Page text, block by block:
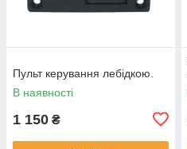
Пульт керування лебідкою.
В наявності
1 150 ₴